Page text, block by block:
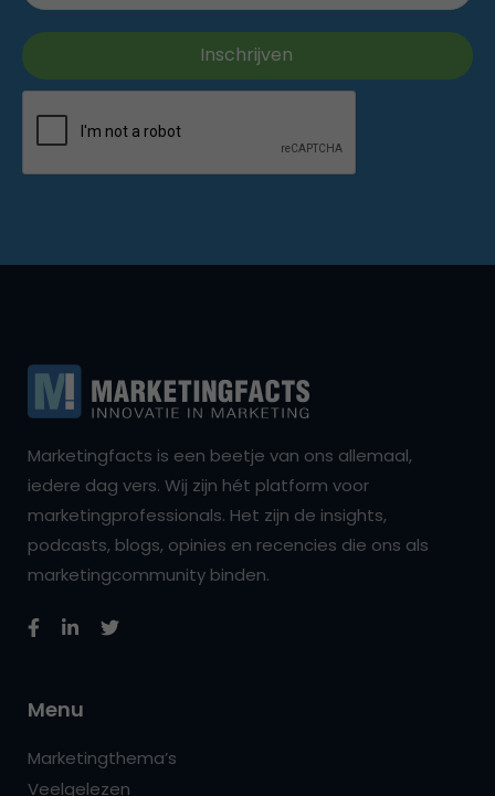
Marketingfacts is een beetje van ons allemaal,
iedere dag vers. Wij zijn hét platform voor
marketingprofessionals. Het zijn de insights,
podcasts, blogs, opinies en recencies die ons als
marketingcommunity binden.
Menu
Marketingthema’s
Veelgelezen